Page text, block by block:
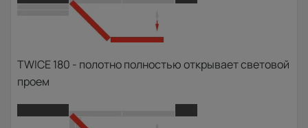
TWICE 180 - полотно полностью открывает световой
проем